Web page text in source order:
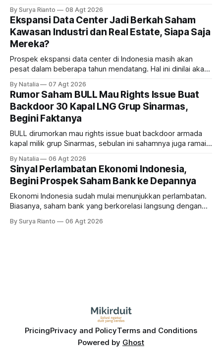
By Surya Rianto 08 Agt 2026
Ekspansi Data Center Jadi Berkah Saham
Kawasan Industri dan Real Estate, Siapa Saja
Mereka?
Prospek ekspansi data center di Indonesia masih akan
pesat dalam beberapa tahun mendatang. Hal ini dinilai akan
estate, ada siapa saja mereka?
By Natalia 07 Agt 2026
Rumor Saham BULL Mau Rights Issue Buat
Backdoor 30 Kapal LNG Grup Sinarmas,
Begini Faktanya
BULL dirumorkan mau rights issue buat backdoor armada
kapal milik grup Sinarmas, sebulan ini sahamnya juga ramai
masih menarik dilirik?
By Natalia 06 Agt 2026
Sinyal Perlambatan Ekonomi Indonesia,
Begini Prospek Saham Bank ke Depannya
Ekonomi Indonesia sudah mulai menunjukkan perlambatan.
Biasanya, saham bank yang berkorelasi langsung dengan
bank ke depannya?
By Surya Rianto 06 Agt 2026
PricingPrivacy and PolicyTerms and Conditions
Powered by Ghost